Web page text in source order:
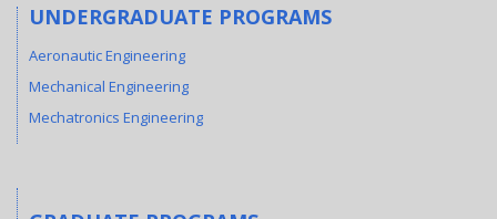
UNDERGRADUATE PROGRAMS
Aeronautic Engineering
Mechanical Engineering
Mechatronics Engineering